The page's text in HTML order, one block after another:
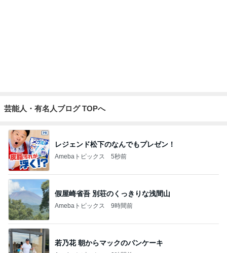
芸能人・有名人ブログ TOPへ
レジェンド松下のなんでもプレゼン！
Amebaトピックス 5秒前
假屋崎省吾 別荘のくっきりな浅間山
Amebaトピックス 9時間前
若乃花 朝からマックのパンケーキ